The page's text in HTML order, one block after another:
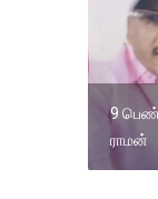
9
ராமன்